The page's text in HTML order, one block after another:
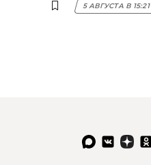
5 АВГУСТА В 15:21